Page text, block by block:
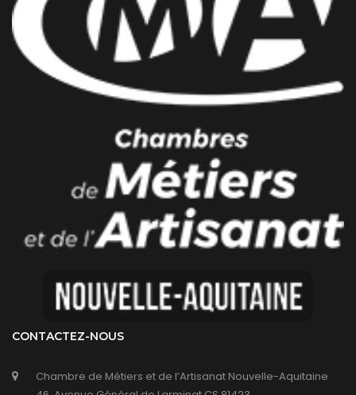
CONTACTEZ-NOUS
Chambre de Métiers et de l’Artisanat Nouvelle-Aquitaine